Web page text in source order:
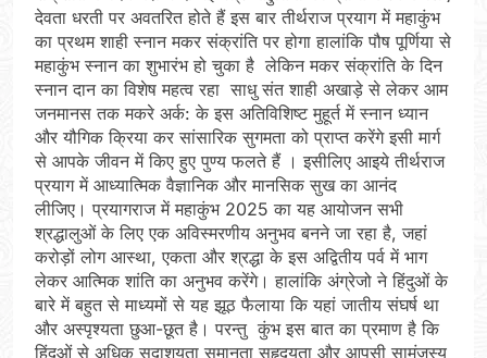
देवता धरती पर अवतरित होते हैं इस बार तीर्थराज प्रयाग में महाकुंभ
का प्रथम शाही स्नान मकर संक्रांति पर होगा हालांकि पौष पूर्णिया से
महाकुंभ स्नान का शुभारंभ हो चुका है लेकिन मकर संक्रांति के दिन
स्नान दान का विशेष महत्व रहा साधु संत शाही अखाड़े से लेकर आम
जनमानस तक मकरे अर्क: के इस अतिविशिष्ट मुहूर्त में स्नान ध्यान
और यौगिक क्रिया कर सांसारिक सुगमता को प्राप्त करेंगे इसी मार्ग
से आपके जीवन में किए हुए पुण्य फलते हैं । इसीलिए आइये तीर्थराज
प्रयाग में आध्यात्मिक वैज्ञानिक और मानसिक सुख का आनंद
लीजिए। प्रयागराज में महाकुंभ 2025 का यह आयोजन सभी
श्रद्धालुओं के लिए एक अविस्मरणीय अनुभव बनने जा रहा है, जहां
करोड़ों लोग आस्था, एकता और श्रद्धा के इस अद्वितीय पर्व में भाग
लेकर आत्मिक शांति का अनुभव करेंगे। हालांकि अंग्रेजो ने हिंदुओं के
बारे में बहुत से माध्यमों से यह झूठ फैलाया कि यहां जातीय संघर्ष था
और अस्पृश्यता छुआ-छूत है। परन्तु कुंभ इस बात का प्रमाण है कि
हिंदुओं से अधिक सदाशयता समानता सहृदयता और आपसी सामंजस्य